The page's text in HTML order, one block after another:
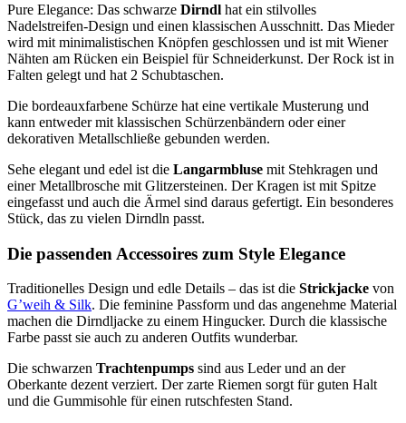
Pure Elegance: Das schwarze Dirndl hat ein stilvolles
Nadelstreifen-Design und einen klassischen Ausschnitt. Das Mieder
wird mit minimalistischen Knöpfen geschlossen und ist mit Wiener
Nähten am Rücken ein Beispiel für Schneiderkunst. Der Rock ist in
Falten gelegt und hat 2 Schubtaschen.
Die bordeauxfarbene Schürze hat eine vertikale Musterung und
kann entweder mit klassischen Schürzenbändern oder einer
dekorativen Metallschließe gebunden werden.
Sehe elegant und edel ist die Langarmbluse mit Stehkragen und
einer Metallbrosche mit Glitzersteinen. Der Kragen ist mit Spitze
eingefasst und auch die Ärmel sind daraus gefertigt. Ein besonderes
Stück, das zu vielen Dirndln passt.
Die passenden Accessoires zum Style Elegance
Traditionelles Design und edle Details – das ist die Strickjacke von
G’weih & Silk. Die feminine Passform und das angenehme Material
machen die Dirndljacke zu einem Hingucker. Durch die klassische
Farbe passt sie auch zu anderen Outfits wunderbar.
Die schwarzen Trachtenpumps sind aus Leder und an der
Oberkante dezent verziert. Der zarte Riemen sorgt für guten Halt
und die Gummisohle für einen rutschfesten Stand.